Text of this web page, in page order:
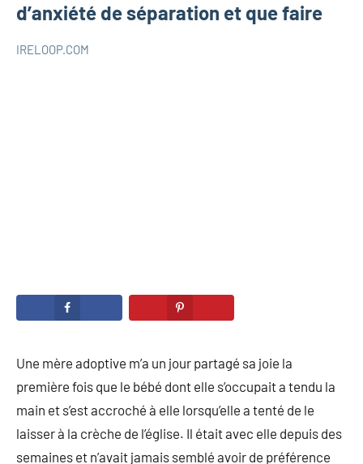
d’anxiété de séparation et que faire
IRELOOP.COM
Une mère adoptive m’a un jour partagé sa joie la
première fois que le bébé dont elle s’occupait a tendu la
main et s’est accroché à elle lorsqu’elle a tenté de le
laisser à la crèche de l’église. Il était avec elle depuis des
semaines et n’avait jamais semblé avoir de préférence